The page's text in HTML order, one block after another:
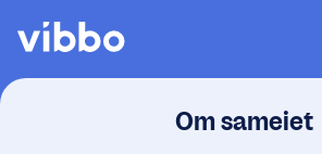
Om sameiet